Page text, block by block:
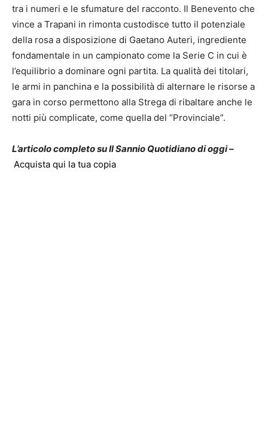
tra i numeri e le sfumature del racconto. Il Benevento che
vince a Trapani in rimonta custodisce tutto il potenziale
della rosa a disposizione di Gaetano Auteri, ingrediente
fondamentale in un campionato come la Serie C in cui è
l’equilibrio a dominare ogni partita. La qualità dei titolari,
le armi in panchina e la possibilità di alternare le risorse a
gara in corso permettono alla Strega di ribaltare anche le
notti più complicate, come quella del “Provinciale”.
L’articolo completo su Il Sannio Quotidiano di oggi –
Acquista qui la tua copia